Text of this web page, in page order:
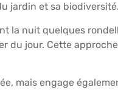
jardin et sa biodiversité.
la nuit quelques
du jour. Cette
mais engage